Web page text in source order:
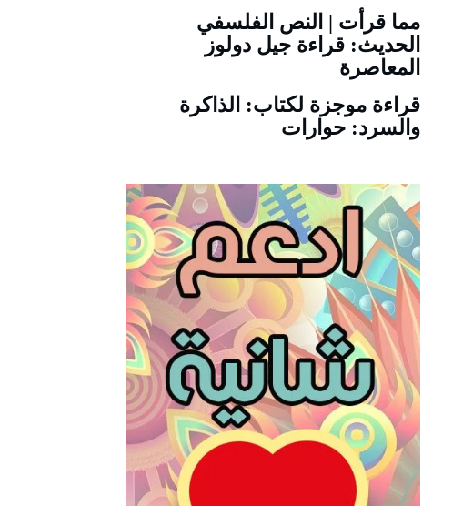
مما قرأت | النص الفلسفي
الحديث: قراءة جيل دولوز
المعاصرة
قراءة موجزة لكتاب: الذاكرة
والسرد: حوارات